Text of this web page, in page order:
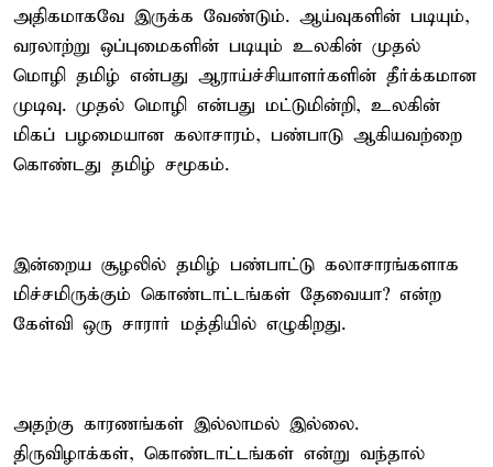
அதிகமாகவே இருக்க வேண்டும். ஆய்வுகளின் படியும்,
வரலாற்று ஒப்புமைகளின் படியும் உலகின் முதல்
மொழி தமிழ் என்பது ஆராய்ச்சியாளர்களின் தீர்க்கமான
முடிவு. முதல் மொழி என்பது மட்டுமின்றி, உலகின்
மிகப் பழமையான கலாசாரம், பண்பாடு ஆகியவற்றை
கொண்டது தமிழ் சமூகம்.
இன்றைய சூழலில் தமிழ் பண்பாட்டு கலாசாரங்களாக
மிச்சமிருக்கும் கொண்டாட்டங்கள் தேவையா? என்ற
கேள்வி ஒரு சாரார் மத்தியில் எழுகிறது.
அதற்கு காரணங்கள் இல்லாமல் இல்லை.
திருவிழாக்கள், கொண்டாட்டங்கள் என்று வந்தால்